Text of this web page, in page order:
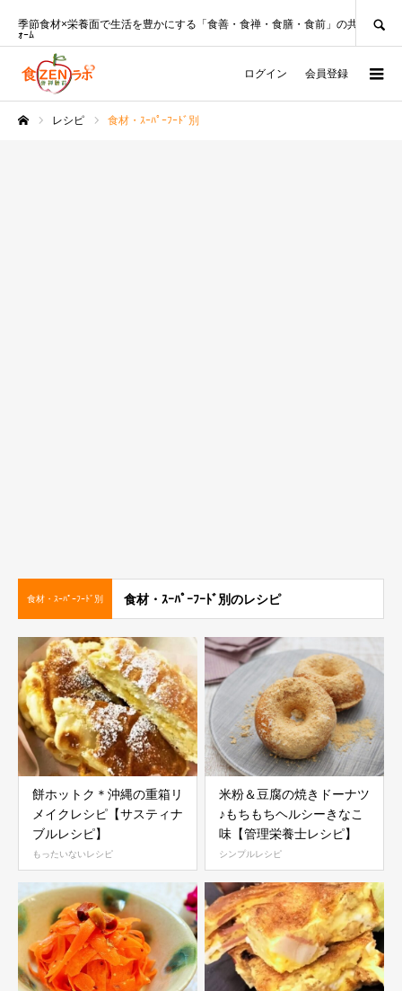
季節食材×栄養面で生活を豊かにする「食善・食禅・食膳・食前」の共創ﾌﾟﾗｯﾄﾌ
ｫｰﾑ
ログイン 会員登録
レシピ 食材・ｽｰﾊﾟｰﾌｰﾄﾞ別
食材・ｽｰﾊﾟｰﾌｰﾄﾞ別 食材・ｽｰﾊﾟｰﾌｰﾄﾞ別のレシピ
餅ホットク＊沖縄の重箱リ
メイクレシピ【サスティナ
ブルレシピ】
もったいないレシピ
米粉＆豆腐の焼きドーナツ
♪もちもちヘルシーきなこ
味【管理栄養士レシピ】
シンプルレシピ